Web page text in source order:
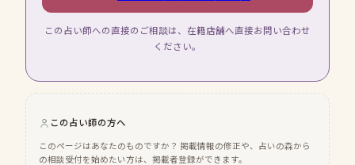
この占い師への直接のご相談は、在籍店舗へ直接お問い合わせ
ください。
この占い師の方へ
このページはあなたのものですか？ 掲載情報の修正や、占いの森から
の相談受付を始めたい方は、掲載者登録ができます。